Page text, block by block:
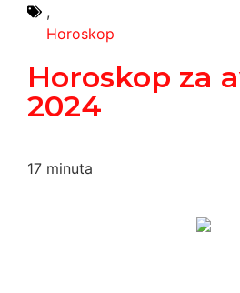
,
Horoskop
Horoskop za
2024
17 minuta